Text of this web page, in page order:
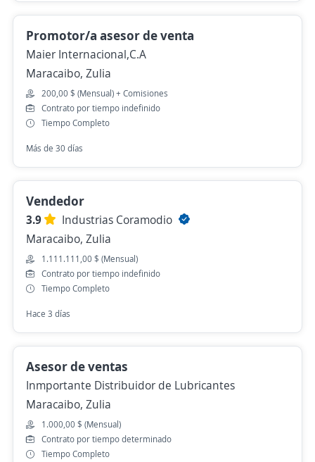
Promotor/a asesor de venta
Maier Internacional,C.A
Maracaibo, Zulia
200,00 $ (Mensual) + Comisiones
Contrato por tiempo indefinido
Tiempo Completo
Más de 30 días
Vendedor
3.9
Industrias Coramodio
Maracaibo, Zulia
1.111.111,00 $ (Mensual)
Contrato por tiempo indefinido
Tiempo Completo
Hace 3 días
Asesor de ventas
Inmportante Distribuidor de Lubricantes
Maracaibo, Zulia
1.000,00 $ (Mensual)
Contrato por tiempo determinado
Tiempo Completo